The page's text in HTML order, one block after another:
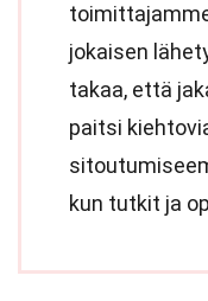
jokaisen
takaa, että
paitsi
kun tutkit ja